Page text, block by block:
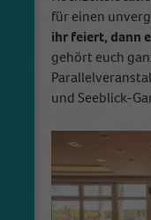
für einen
ihr feiert, dann
gehört euch
und Seeblick-